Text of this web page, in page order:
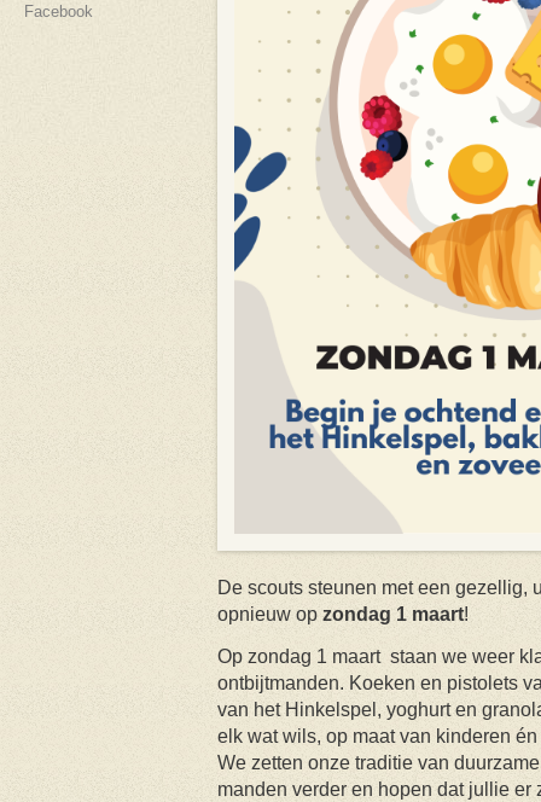
Facebook
De scouts steunen met een gezellig,
opnieuw op zondag 1 maart!
Op zondag 1 maart staan we weer
ontbijtmanden. Koeken en pistolets
van het Hinkelspel, yoghurt en
elk wat wils, op maat van kinderen
We zetten onze traditie van
manden verder en hopen dat jullie er